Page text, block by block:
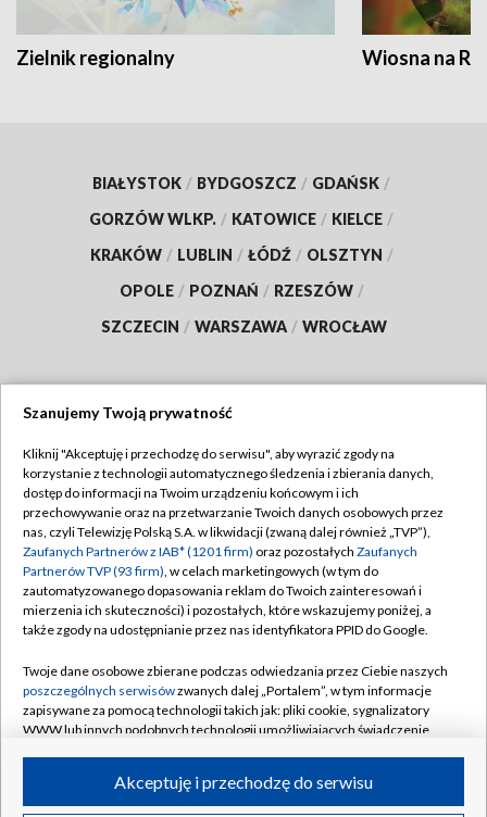
Zielnik regionalny Wiosna na
BIAŁYSTOK / BYDGOSZCZ / GDAŃSK /
GORZÓW WLKP. / KATOWICE / KIELCE /
KRAKÓW / LUBLIN / ŁÓDŹ / OLSZTYN /
OPOLE / POZNAŃ / RZESZÓW /
SZCZECIN / WARSZAWA / WROCŁAW
TVP
Abonament TVP
Emisja w TVP
Centrum informacji TVP
Naziemna Telewizja Cyfrowa
Rada Programowa
System NOS
Informacje o nadawcy
Program dla prasy
Regulamin TVP
Polityka prywatności
Moje zgody
Pomoc
Kontakt
Kanały
Szanujemy Twoją prywatność
Kliknij "Akceptuję i przechodzę do serwisu", aby wyrazić zgody na
korzystanie z technologii automatycznego śledzenia i zbierania danych,
dostęp do informacji na Twoim urządzeniu końcowym i ich
przechowywanie oraz na przetwarzanie Twoich danych osobowych przez
nas, czyli Telewizję Polską S.A. w likwidacji (zwaną dalej również „TVP”),
Zaufanych Partnerów z IAB* (1201 firm) oraz pozostałych Zaufanych
Partnerów TVP (93 firm), w celach marketingowych (w tym do
zautomatyzowanego dopasowania reklam do Twoich zainteresowań i
mierzenia ich skuteczności) i pozostałych, które wskazujemy poniżej, a
także zgody na udostępnianie przez nas identyfikatora PPID do Google.
Twoje dane osobowe zbierane podczas odwiedzania przez Ciebie naszych
poszczególnych serwisówzwanych dalej „Portalem”, w tym informacje
zapisywane za pomocą technologii takich jak: pliki cookie, sygnalizatory
WWW lub innych podobnych technologii umożliwiających świadczenie
ruchu w Internecie.Akceptuję i przechodzę do serwisu